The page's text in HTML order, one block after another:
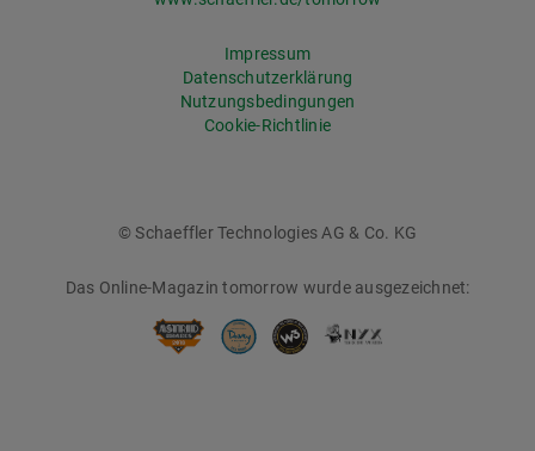
Impressum
Datenschutzerklärung
Nutzungsbedingungen
Cookie-Richtlinie
© Schaeffler Technologies AG & Co. KG
Das Online-Magazin tomorrow wurde ausgezeichnet: